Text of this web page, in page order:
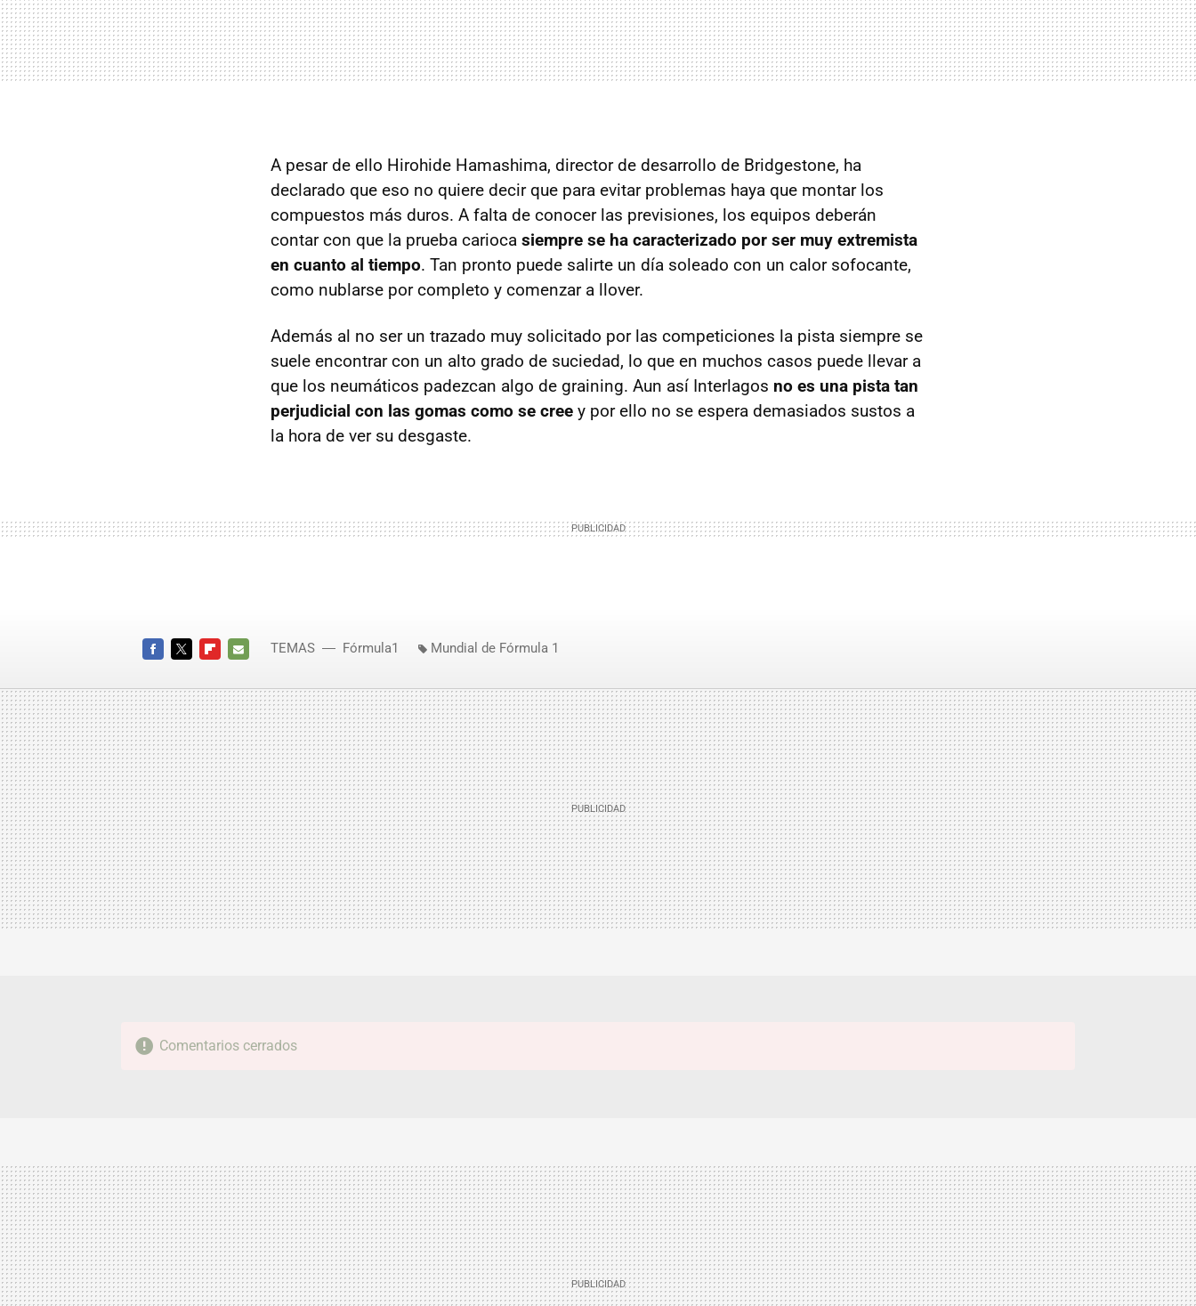
A pesar de ello Hirohide Hamashima, director de desarrollo de Bridgestone, ha
declarado que eso no quiere decir que para evitar problemas haya que montar los
compuestos más duros. A falta de conocer las previsiones, los equipos deberán
contar con que la prueba carioca siempre se ha caracterizado por ser muy extremista
en cuanto al tiempo. Tan pronto puede salirte un día soleado con un calor sofocante,
como nublarse por completo y comenzar a llover.
Además al no ser un trazado muy solicitado por las competiciones la pista siempre se
suele encontrar con un alto grado de suciedad, lo que en muchos casos puede llevar a
que los neumáticos padezcan algo de graining. Aun así Interlagos no es una pista tan
perjudicial con las gomas como se cree y por ello no se espera demasiados sustos a
la hora de ver su desgaste.
MAIL
TEMAS Fórmula1 Mundial de Fórmula 1
Comentarios cerrados